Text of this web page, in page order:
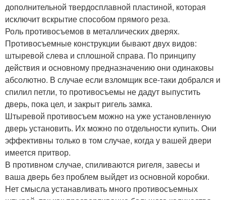
дополнительной твердосплавной пластиной, которая
исключит вскрытие способом прямого реза.
Роль противосъемов в металлических дверях.
Противосъемные конструкции бывают двух видов:
штыревой слева и сплошной справа. По принципу
действия и основному предназначению они одинаковы
абсолютно. В случае если взломщик все-таки добрался и
спилил петли, то противосъемы не дадут выпустить
дверь, пока цел, и закрыт ригель замка.
Штыревой противосъем можно на уже установленную
дверь установить. Их можно по отдельности купить. Они
эффективны только в том случае, когда у вашей двери
имеется притвор.
В противном случае, спиливаются ригеля, завесы и
ваша дверь без проблем выйдет из основной коробки.
Нет смысла устанавливать много противосъемных